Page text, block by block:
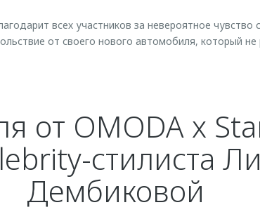
всех участников за невероятное чувство
от своего нового автомобиля, который не
от OMODA x
стилиста
Дембиковой